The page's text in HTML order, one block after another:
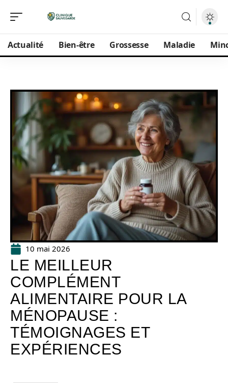
Actualité Bien-être Grossesse Maladie
10 mai 2026
LE MEILLEUR
COMPLÉMENT
ALIMENTAIRE POUR LA
MÉNOPAUSE :
TÉMOIGNAGES ET
EXPÉRIENCES